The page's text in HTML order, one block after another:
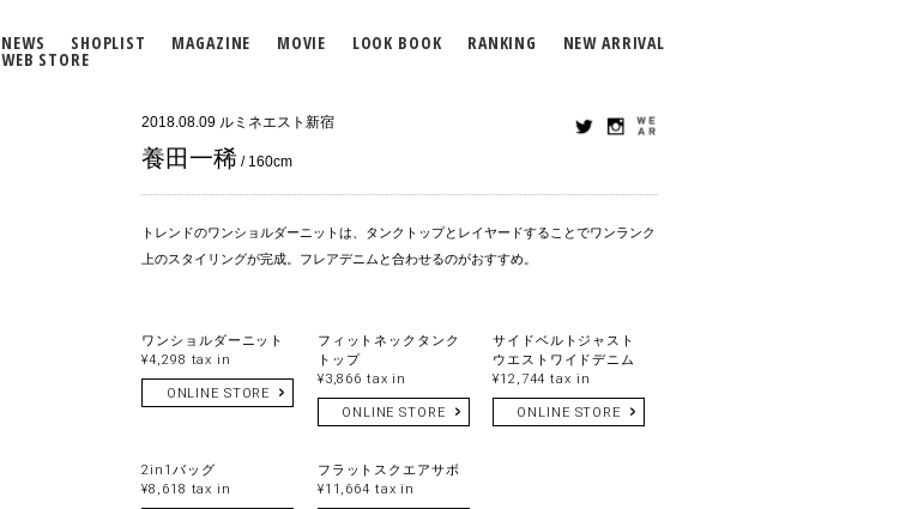
NEWS SHOPLIST MAGAZINE MOVIE LOOK BOOK RANKING NEW ARRIVAL
WEB STORE
2018.08.09 ルミネエスト新宿
養田一稀 / 160cm
トレンドのワンショルダーニットは、タンクトップとレイヤードすることでワンランク
上のスタイリングが完成。フレアデニムと合わせるのがおすすめ。
ワンショルダーニット
¥4,298 tax in
ONLINE STORE
フィットネックタンク
トップ
¥3,866 tax in
ONLINE STORE
サイドベルトジャスト
ウエストワイドデニム
¥12,744 tax in
ONLINE STORE
2in1バッグ
¥8,618 tax in
フラットスクエアサボ
¥11,664 tax in